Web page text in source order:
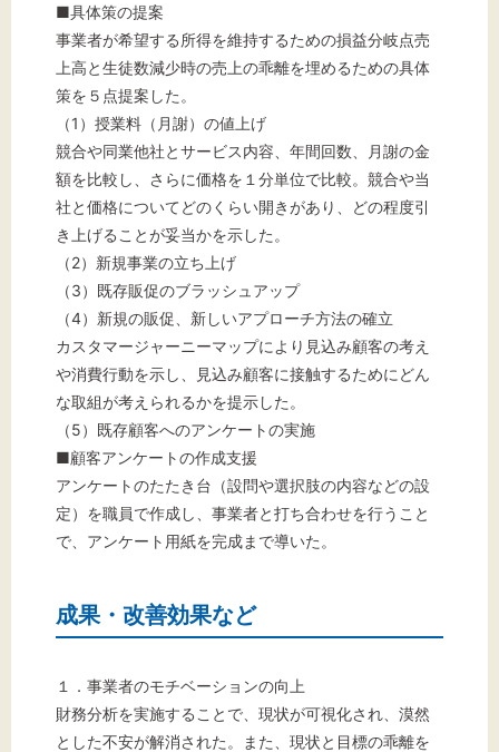
■具体策の提案
事業者が希望する所得を維持するための損益分岐点売
上高と生徒数減少時の売上の乖離を埋めるための具体
策を５点提案した。
（1）授業料（月謝）の値上げ
競合や同業他社とサービス内容、年間回数、月謝の金
額を比較し、さらに価格を１分単位で比較。競合や当
社と価格についてどのくらい開きがあり、どの程度引
き上げることが妥当かを示した。
（2）新規事業の立ち上げ
（3）既存販促のブラッシュアップ
（4）新規の販促、新しいアプローチ方法の確立
カスタマージャーニーマップにより見込み顧客の考え
や消費行動を示し、見込み顧客に接触するためにどん
な取組が考えられるかを提示した。
（5）既存顧客へのアンケートの実施
■顧客アンケートの作成支援
アンケートのたたき台（設問や選択肢の内容などの設
定）を職員で作成し、事業者と打ち合わせを行うこと
で、アンケート用紙を完成まで導いた。
成果・改善効果など
１．事業者のモチベーションの向上
財務分析を実施することで、現状が可視化され、漠然
とした不安が解消された。また、現状と目標の乖離を